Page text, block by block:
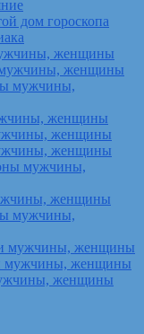
дом гороскопа
женщины
мужчины, женщины
мужчины,
женщины
женщины
женщины
мужчины,
женщины
мужчины,
мужчины, женщины
мужчины, женщины
женщины